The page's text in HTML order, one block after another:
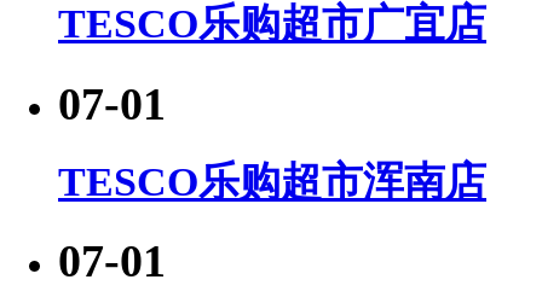
TESCO乐购超市广宜店
07-01
TESCO乐购超市浑南店
07-01